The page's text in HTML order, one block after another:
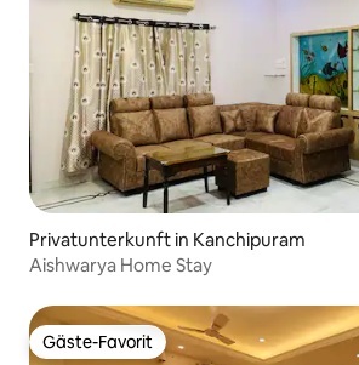
Privatunterkunft in Kanchipuram
Aishwarya Home Stay
Gäste-Favorit
Gäste-Favorit